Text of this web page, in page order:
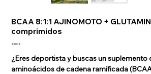
BCAA 8:1:1 AJINOMOTO +
comprimidos
Precio
23,00 €
¿Eres deportista y buscas un
aminoácidos de cadena ramificada